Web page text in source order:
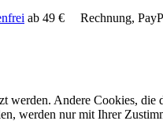
ab 49 €
Rechnung,
werden. Andere Cookies,
werden nur mit Ihrer